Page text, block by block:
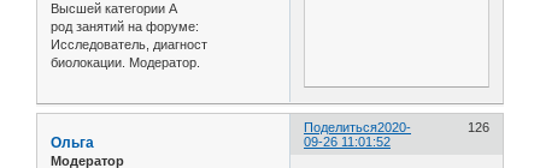
Высшей категории А
род занятий на форуме:
Исследователь, диагност
биолокации. Модератор.
Поделиться 126
2020-
09-26 11:01:52
Ольга
Модератор